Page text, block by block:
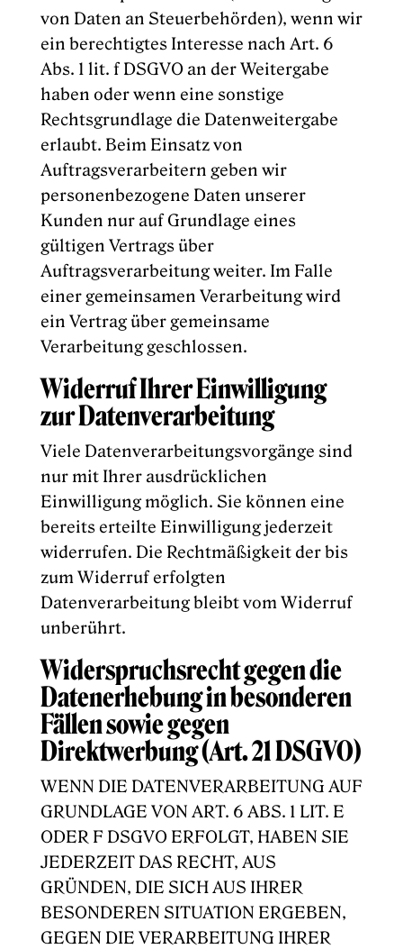
von Daten an Steuerbehörden), wenn wir
ein berechtigtes Interesse nach Art. 6
Abs. 1 lit. f DSGVO an der Weitergabe
haben oder wenn eine sonstige
Rechtsgrundlage die Datenweitergabe
erlaubt. Beim Einsatz von
Auftragsverarbeitern geben wir
personenbezogene Daten unserer
Kunden nur auf Grundlage eines
gültigen Vertrags über
Auftragsverarbeitung weiter. Im Falle
einer gemeinsamen Verarbeitung wird
ein Vertrag über gemeinsame
Verarbeitung geschlossen.
Widerruf Ihrer Einwilligung
zur Datenverarbeitung
Viele Datenverarbeitungsvorgänge sind
nur mit Ihrer ausdrücklichen
Einwilligung möglich. Sie können eine
bereits erteilte Einwilligung jederzeit
widerrufen. Die Rechtmäßigkeit der bis
zum Widerruf erfolgten
Datenverarbeitung bleibt vom Widerruf
unberührt.
Widerspruchsrecht gegen die
Datenerhebung in besonderen
Fällen sowie gegen
Direktwerbung (Art. 21 DSGVO)
WENN DIE DATENVERARBEITUNG AUF
GRUNDLAGE VON ART. 6 ABS. 1 LIT. E
ODER F DSGVO ERFOLGT, HABEN SIE
JEDERZEIT DAS RECHT, AUS
GRÜNDEN, DIE SICH AUS IHRER
BESONDEREN SITUATION ERGEBEN,
GEGEN DIE VERARBEITUNG IHRER